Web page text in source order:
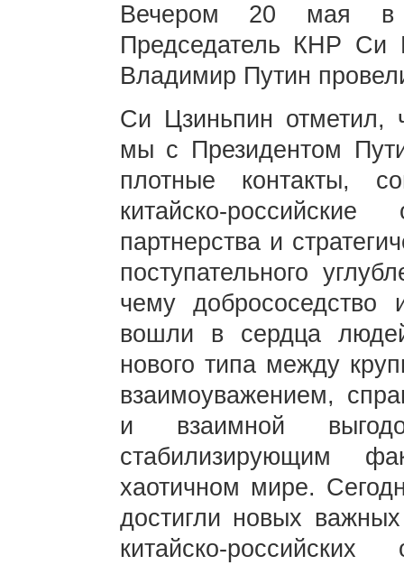
Вечером 20 мая в
Председатель КНР Си
Владимир Путин
Си Цзиньпин отметил,
мы с Президентом
плотные контакты,
китайско-
партнерства и
поступательного
чему добрососедство
вошли в сердца
нового типа между
взаимоуважением,
и взаимной
стабилизирующим
хаотичном мире.
достигли новых
китайско-